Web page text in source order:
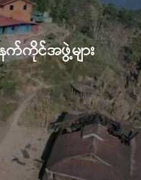
က်ကိုင်အဖွဲ့များ